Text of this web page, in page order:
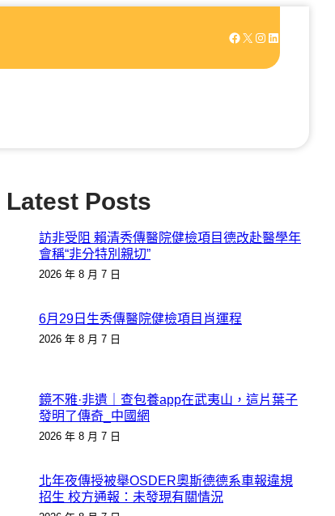
Facebook X Instagram LinkedIn
Latest Posts
訪非受阻 賴清秀傳醫院健檢項目德改赴醫學年
會稱“非分特別親切”
2026 年 8 月 7 日
6月29日生秀傳醫院健檢項目肖運程
2026 年 8 月 7 日
鏡不雅·非遺｜查包養app在武夷山，這片葉子
發明了傳奇_中國網
2026 年 8 月 7 日
北年夜傳授被舉OSDER奧斯德德系車報違規
招生 校方通報：未發現有關情況